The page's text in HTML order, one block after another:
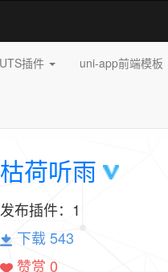
UTS插件 uni-app前端模板
枯荷听雨
发布插件： 1
下载 543
赞赏 0